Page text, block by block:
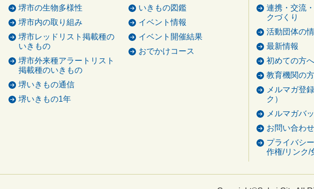
堺市の生物多様性
堺市内の取り組み
堺市レッドリスト掲載種の
いきもの
堺市外来種アラートリスト
掲載種のいきもの
堺いきもの通信
堺いきもの1年
いきもの図鑑
イベント情報
イベント開催結果
おでかけコース
連携・交流
クづくり
活動団体の
最新情報
初めての方へ
教育機関の
メルマガ登
ク）
メルマガバ
お問い合わせ
プライバシ
作権/リンク/